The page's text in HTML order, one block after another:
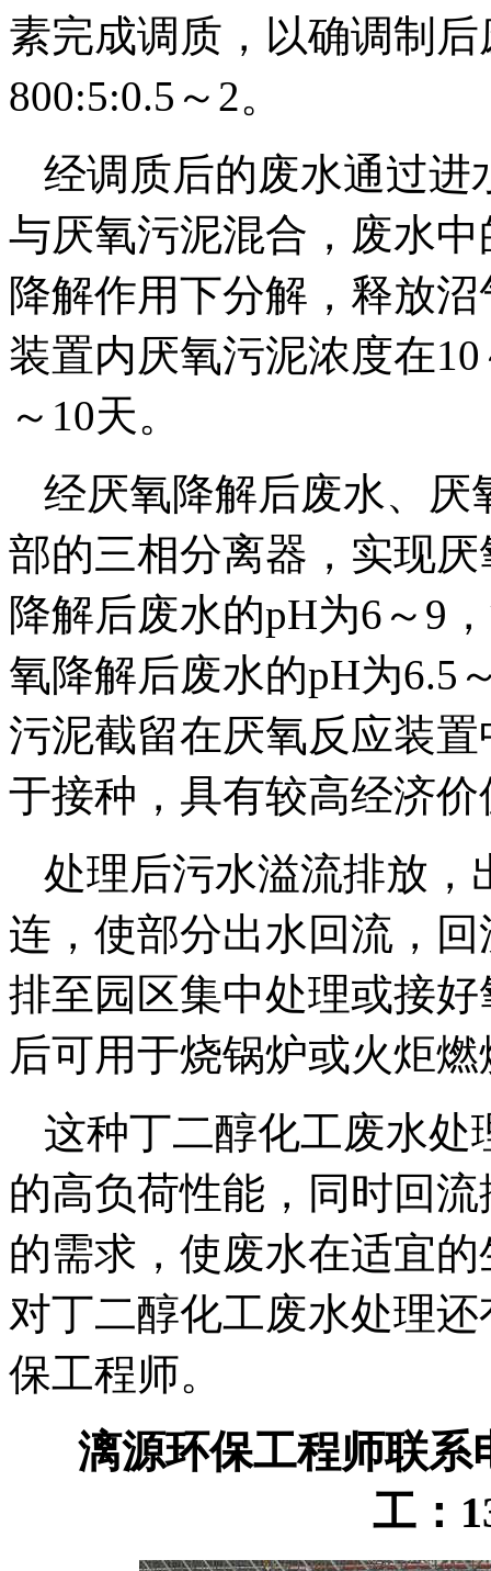
素完成调质，以确调制后
800:5:0.5～2。
经调质后的废水通过进
与厌氧污泥混合，废水
降解作用下分解，释放
装置内厌氧污泥浓度在
～10天。
经厌氧降解后废水、厌
部的三相分离器，实现
降解后废水的pH为6～9
氧降解后废水的pH为6.5
污泥截留在厌氧反应装
于接种，具有较高经济价
处理后污水溢流排放，
连，使部分出水回流，
排至园区集中处理或接
后可用于烧锅炉或火炬燃
这种丁二醇化工废水处
的高负荷性能，同时回
的需求，使废水在适宜
对丁二醇化工废水处理
保工程师。
漓源环保工程师联系
工：